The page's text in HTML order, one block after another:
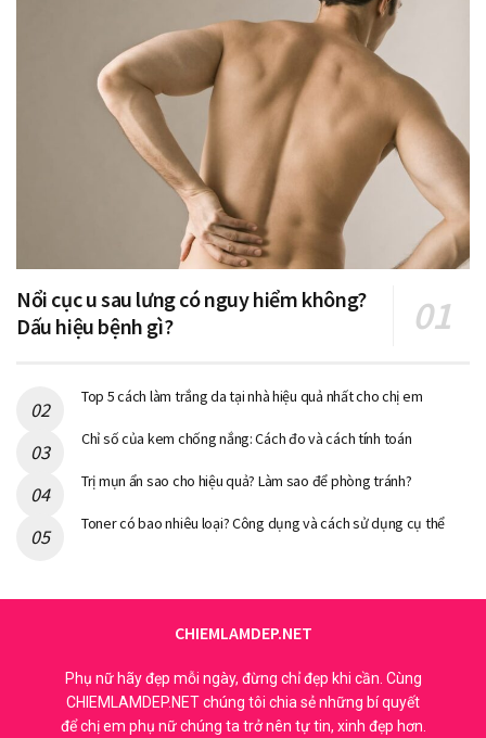
Nổi cục u sau lưng có nguy hiểm không?
Dấu hiệu bệnh gì?
Top 5 cách làm trắng da tại nhà hiệu quả nhất cho chị em
Chỉ số của kem chống nắng: Cách đo và cách tính toán
Trị mụn ẩn sao cho hiệu quả? Làm sao để phòng tránh?
Toner có bao nhiêu loại? Công dụng và cách sử dụng cụ thể
CHIEMLAMDEP.NET
Phụ nữ hãy đẹp mỗi ngày, đừng chỉ đẹp khi cần. Cùng
CHIEMLAMDEP.NET chúng tôi chia sẻ những bí quyết
để chị em phụ nữ chúng ta trở nên tự tin, xinh đẹp hơn.